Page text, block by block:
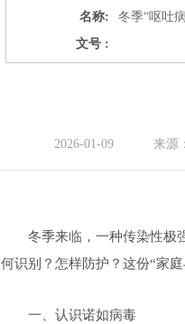
名称:
冬季“呕吐
文号 :
2026-01-09 来源
冬季来临，一种传染性极
何识别？怎样防护？这份“家
一、认识诺如病毒